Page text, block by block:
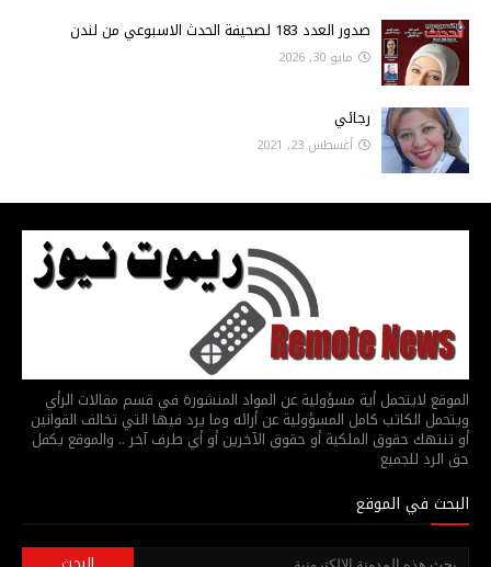
صدور العدد 183 لصحيفة الحدث الاسبوعي من لندن
مايو 30, 2026
رجائي
أغسطس 23, 2021
الموقع لايتحمل أية مسؤولية عن المواد المنشورة في قسم مقالات الرأي
ويتحمل الكاتب كامل المسؤولية عن أرائه وما يرد فيها التي تخالف القوانين
أو تنتهك حقوق الملكية أو حقوق الآخرين أو أي طرف آخر .. والموقع يكفل
حق الرد للجميع
البحث في الموقع